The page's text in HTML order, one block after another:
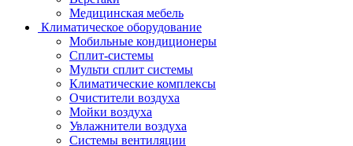
Медицинская мебель
Климатическое оборудование
Мобильные кондиционеры
Сплит-системы
Мульти сплит системы
Климатические комплексы
Очистители воздуха
Мойки воздуха
Увлажнители воздуха
Системы вентиляции